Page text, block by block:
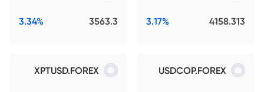
4158.313
3.17%
3563.3
3.34%
USDCOP.FOREX
XPTUSD.FOREX